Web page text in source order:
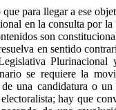
para llegar a ese
en la consulta por
son
en sentido
Plurinacional
se requiere la
una candidatura o
hay que